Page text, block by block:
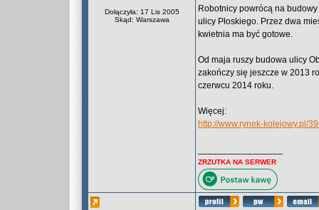
Dołączyła: 17 Lis 2005
Skąd: Warszawa
Robotnicy powrócą na
ulicy Płoskiego. Przez dwa
kwietnia ma być gotowe.
Od maja ruszy budowa ulicy
zakończy się jeszcze w 2013
czerwcu 2014 roku.
Więcej:
http://www.rynek-kolejowy.pl/
ZRZUTKA NA SERWER